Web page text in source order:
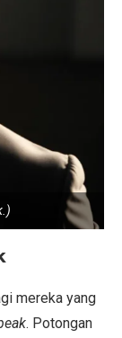
mereka yang
. Potongan